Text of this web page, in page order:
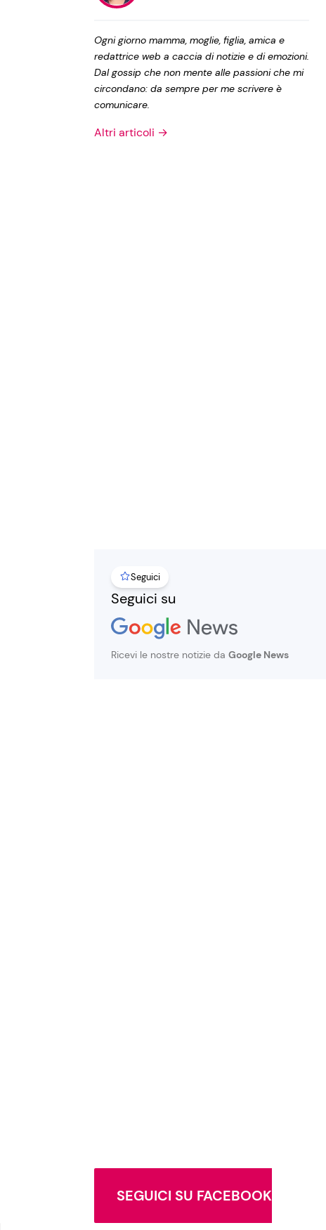
Privacy Policy
Ogni giorno mamma, moglie, figlia, amica e
redattrice web a caccia di notizie e di emozioni.
Dal gossip che non mente alle passioni che mi
circondano: da sempre per me scrivere è
comunicare.
Altri articoli →
Seguici
Seguici su
Ricevi le nostre notizie da Google News
SEGUICI SU FACEBOOK